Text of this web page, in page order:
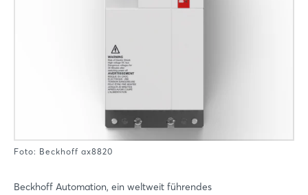
Foto: Beckhoff ax8820
Beckhoff Automation, ein weltweit führendes